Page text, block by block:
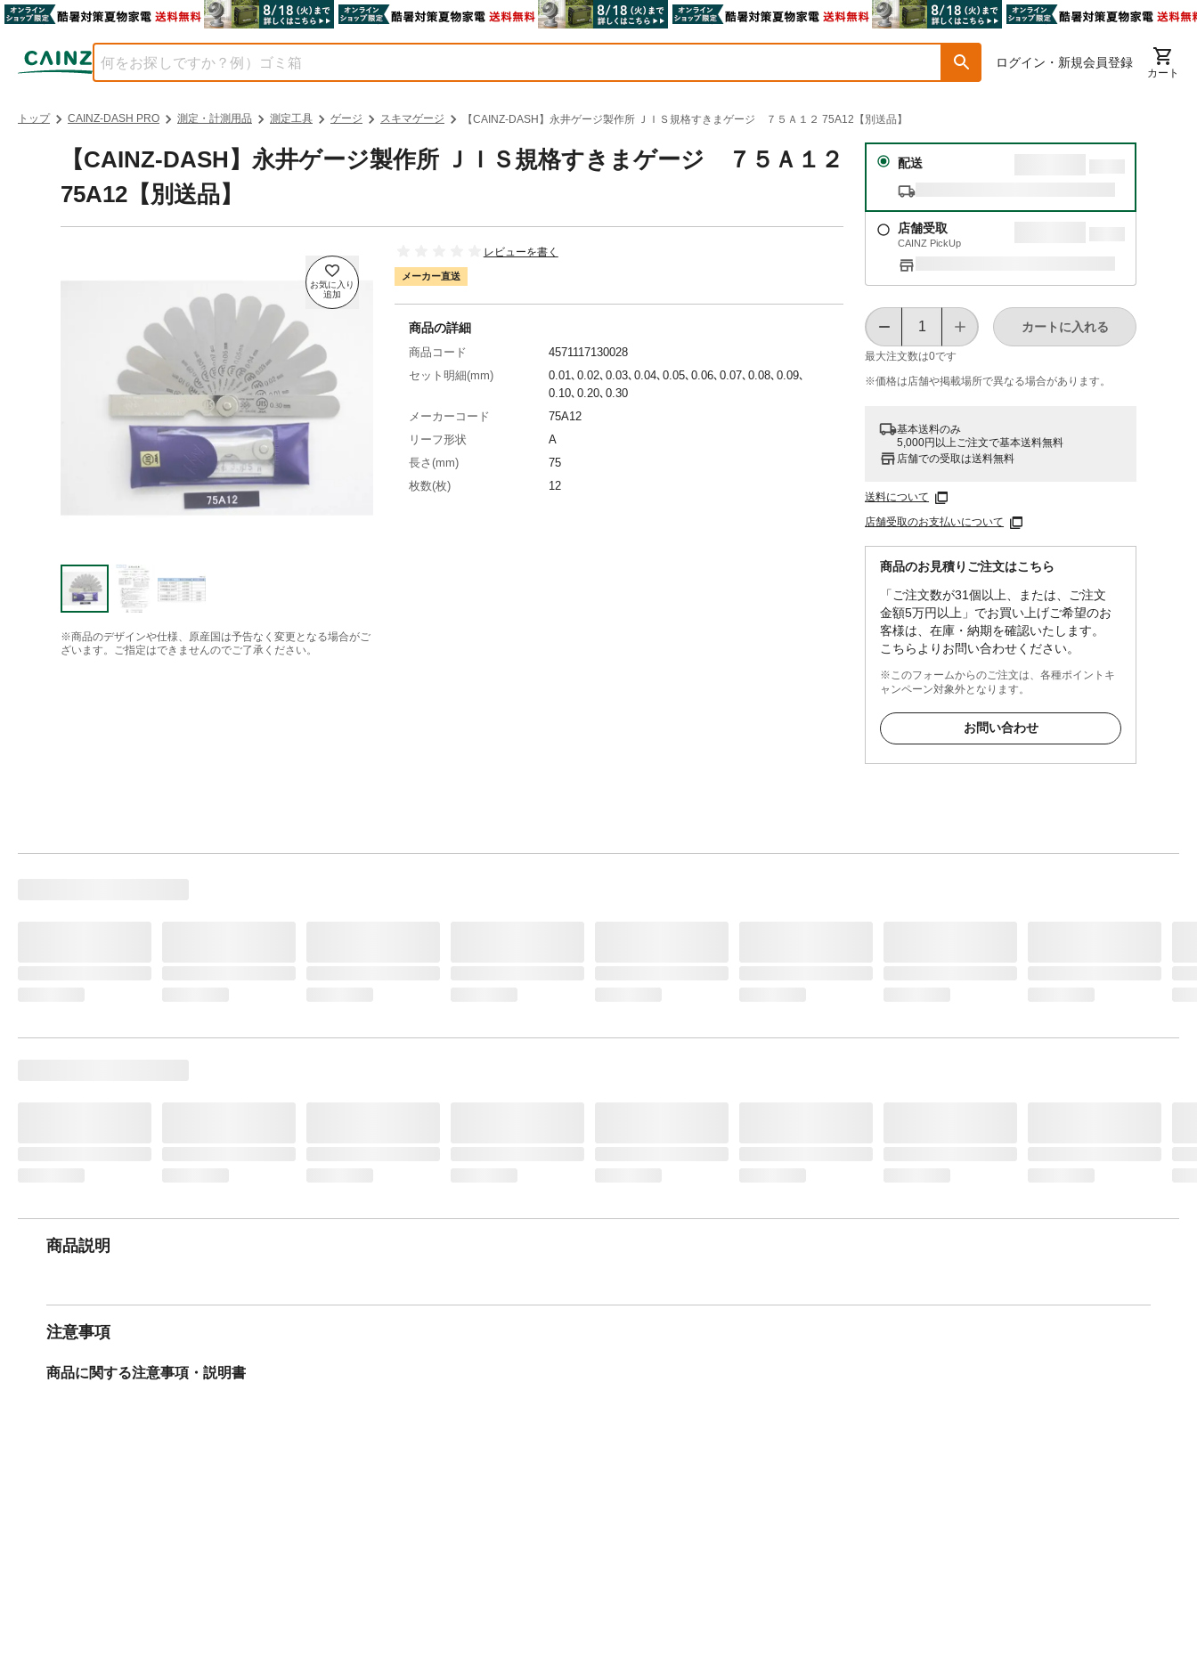
ログイン・新規会員登録
カート
トップ CAINZ-DASH PRO 測定・計測用品 測定工具 ゲージ スキマゲージ 【CAINZ-DASH】永井ゲージ製作所 ＪＩＳ規格すきまゲージ ７５Ａ１２ 75A12【別送品】
【CAINZ-DASH】永井ゲージ製作所 ＪＩＳ規格すきまゲージ ７５Ａ１２
75A12【別送品】
※商品のデザインや仕様、原産国は予告なく変更となる場合がご
ざいます。ご指定はできませんのでご了承ください。
レビューを書く
メーカー直送
配送
店舗受取
CAINZ PickUp
最大注文数は0です
カートに入れる
※価格は​店舗や​掲載場所で​異なる​場合が​あります。
基本送料のみ
5,000円以上ご注文で基本送料無料
店舗での受取は送料無料
送料について
店舗受取のお支払いについて
商品のお見積りご注文はこちら
「ご注文数が31個以上、または、ご注文
金額5万円以上」でお買い上げご希望のお
客様は、在庫・納期を確認いたします。
こちらよりお問い合わせください。
※このフォームからのご注文は、各種ポイントキ
ャンペーン対象外となります。
お問い合わせ
商品の詳細
商品コード
4571117130028
セット明細(mm)
0.01､0.02､0.03､0.04､0.05､0.06､0.07､0.08､0.09､
0.10､0.20､0.30
メーカーコード
75A12
リーフ形状
A
長さ(mm)
75
枚数(枚)
12
商品説明
注意事項
商品に関する注意事項・説明書